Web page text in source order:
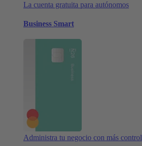
La cuenta gratuita para autónomos
Business Smart
Administra tu negocio con más control